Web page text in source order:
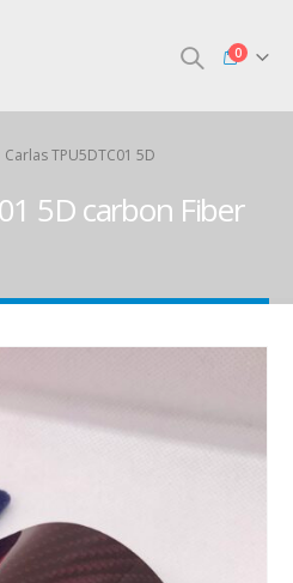
0
Carlas TPU5DTC01 5D
5D carbon Fiber